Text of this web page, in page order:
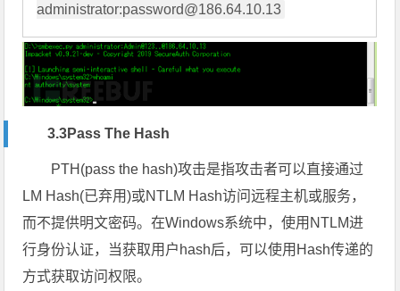
administrator:password@186.64.10.13
3.3Pass The Hash
PTH(pass the hash)攻击是指攻击者可以直接通过
LM Hash(已弃用)或NTLM Hash访问远程主机或服务，
而不提供明文密码。在Windows系统中，使用NTLM进
行身份认证，当获取用户hash后，可以使用Hash传递的
方式获取访问权限。